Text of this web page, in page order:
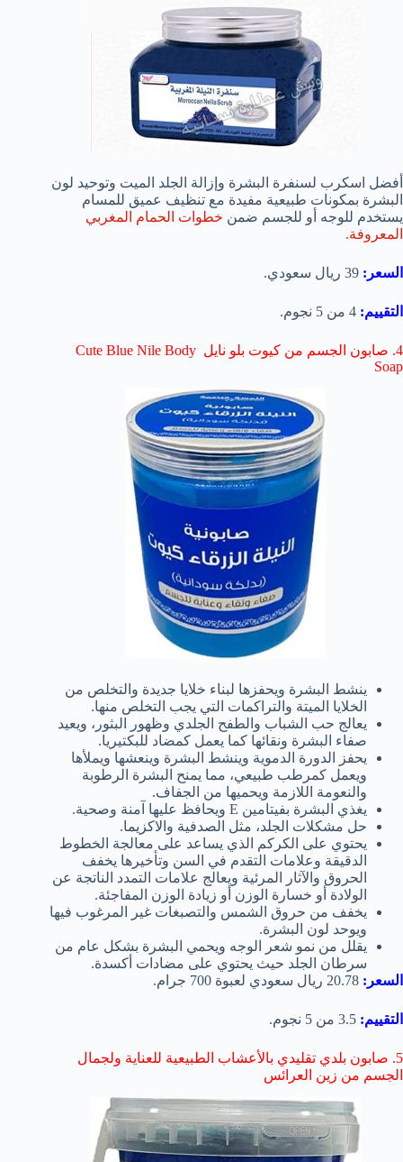
أفضل اسكرب لسنفرة البشرة وإزالة الجلد الميت وتوحيد لون
البشرة بمكونات طبيعية مفيدة مع تنظيف عميق للمسام
يستخدم للوجه أو للجسم ضمن خطوات الحمام المغربي
المعروفة.
السعر:
التقييم: 4 من 5 نجوم.
4. صابون الجسم من كيوت بلو نايل Cute Blue Nile Body
Soap
ينشط البشرة ويحفزها لبناء خلايا جديدة والتخلص من
الخلايا الميتة والتراكمات التي يجب التخلص منها.
يعالج حب الشباب والطفح الجلدي وظهور البثور، ويعيد
صفاء البشرة ونقائها كما يعمل كمضاد للبكتيريا.
يحفز الدورة الدموية وينشط البشرة وينعشها ويملأها
ويعمل كمرطب طبيعي، مما يمنح البشرة الرطوبة
والنعومة اللازمة ويحميها من الجفاف.
يغذي البشرة بفيتامين E ويحافظ عليها آمنة وصحية.
حل مشكلات الجلد، مثل الصدفية والاكزيما.
يحتوي على الكركم الذي يساعد على معالجة الخطوط
الدقيقة وعلامات التقدم في السن وتأخيرها يخفف
الحروق والآثار المرئية ويعالج علامات التمدد الناتجة عن
الولادة أو خسارة الوزن أو زيادة الوزن المفاجئة.
يخفف من حروق الشمس والتصبغات غير المرغوب فيها
ويوحد لون البشرة.
يقلل من نمو شعر الوجه ويحمي البشرة بشكل عام من
سرطان الجلد حيث يحتوي على مضادات أكسدة.
السعر: 20.78 ريال سعودي لعبوة 700 جرام.
التقييم: 3.5 من 5 نجوم.
5. صابون بلدي تقليدي بالأعشاب الطبيعية للعناية ولجمال
الجسم من زين العرائس